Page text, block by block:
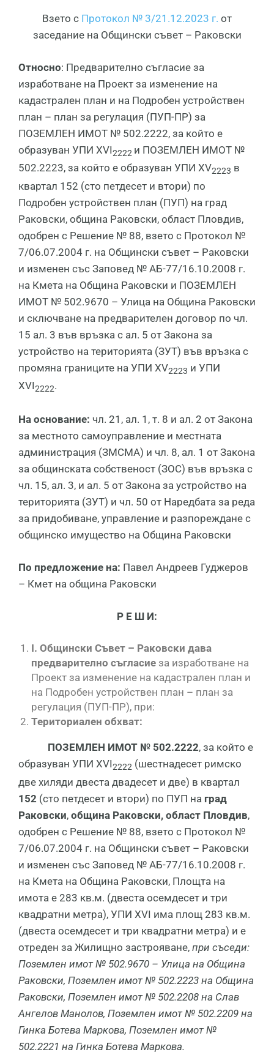
Взето с Протокол № 3/21.12.2023 г. от
заседание на Общински съвет – Раковски
Относно: Предварително съгласие за
изработване на Проект за изменение на
кадастрален план и на Подробен устройствен
план – план за регулация (ПУП-ПР) за
ПОЗЕМЛЕН ИМОТ № 502.2222, за който е
образуван УПИ XVI2222 и ПОЗЕМЛЕН ИМОТ №
502.2223, за който е образуван УПИ XV2223 в
квартал 152 (сто петдесет и втори) по
Подробен устройствен план (ПУП) на град
Раковски, община Раковски, област Пловдив,
одобрен с Решение № 88, взето с Протокол №
7/06.07.2004 г. на Общински съвет – Раковски
и изменен със Заповед № АБ-77/16.10.2008 г.
на Кмета на Община Раковски и ПОЗЕМЛЕН
ИМОТ № 502.9670 – Улица на Община Раковски
и сключване на предварителен договор по чл.
15 ал. 3 във връзка с ал. 5 от Закона за
устройство на територията (ЗУТ) във връзка с
промяна границите на УПИ XV2223 и УПИ
XVI2222.
На основание: чл. 21, ал. 1, т. 8 и ал. 2 от Закона
за местното самоуправление и местната
администрация (ЗМСМА) и чл. 8, ал. 1 от Закона
за общинската собственост (ЗОС) във връзка с
чл. 15, ал. 3, и ал. 5 от Закона за устройство на
територията (ЗУТ) и чл. 50 от Наредбата за реда
за придобиване, управление и разпореждане с
общинско имущество на Община Раковски
По предложение на: Павел Андреев Гуджеров
– Кмет на община Раковски
Р Е Ш И:
I. Общински Съвет – Раковски дава
предварително съгласие за изработване на
Проект за изменение на кадастрален план и
на Подробен устройствен план – план за
регулация (ПУП-ПР), при:
Териториален обхват:
ПОЗЕМЛЕН ИМОТ № 502.2222, за който е
образуван УПИ ХVI2222 (шестнадесет римско
две хиляди двеста двадесет и две) в квартал
152 (сто петдесет и втори) по ПУП на град
Раковски, община Раковски, област Пловдив,
одобрен с Решение № 88, взето с Протокол №
7/06.07.2004 г. на Общински съвет – Раковски
и изменен със Заповед № АБ-77/16.10.2008 г.
на Кмета на Община Раковски, Площта на
имота е 283 кв.м. (двеста осемдесет и три
квадратни метра), УПИ ХVI има площ 283 кв.м.
(двеста осемдесет и три квадратни метра) и е
отреден за Жилищно застрояване, при съседи:
Поземлен имот№ 502.9670 – Улица на Община
Раковски, Поземлен имот№ 502.2223 на Община
Раковски, Поземлен имот№ 502.2208 на Слав
Ангелов Манолов, Поземлен имот№ 502.2209 на
Гинка Ботева Маркова, Поземлен имот№
502.2221 на Гинка Ботева Маркова.